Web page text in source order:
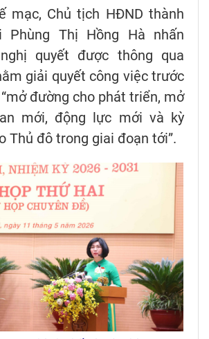
mạc, Chủ tịch HĐND thành
Phùng Thị Hồng Hà nhấn
quyết được thông qua
giải quyết công việc trước
đường cho phát triển, mở
mới, động lực mới và kỳ
Thủ đô trong giai đoạn tới”.